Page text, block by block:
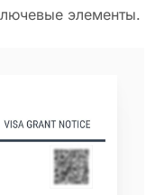
элементы.